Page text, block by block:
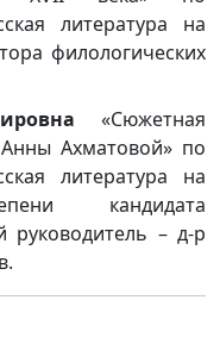
литература на
филологических
«Сюжетная
Ахматовой» по
литература на
кандидата
руководитель – д-р